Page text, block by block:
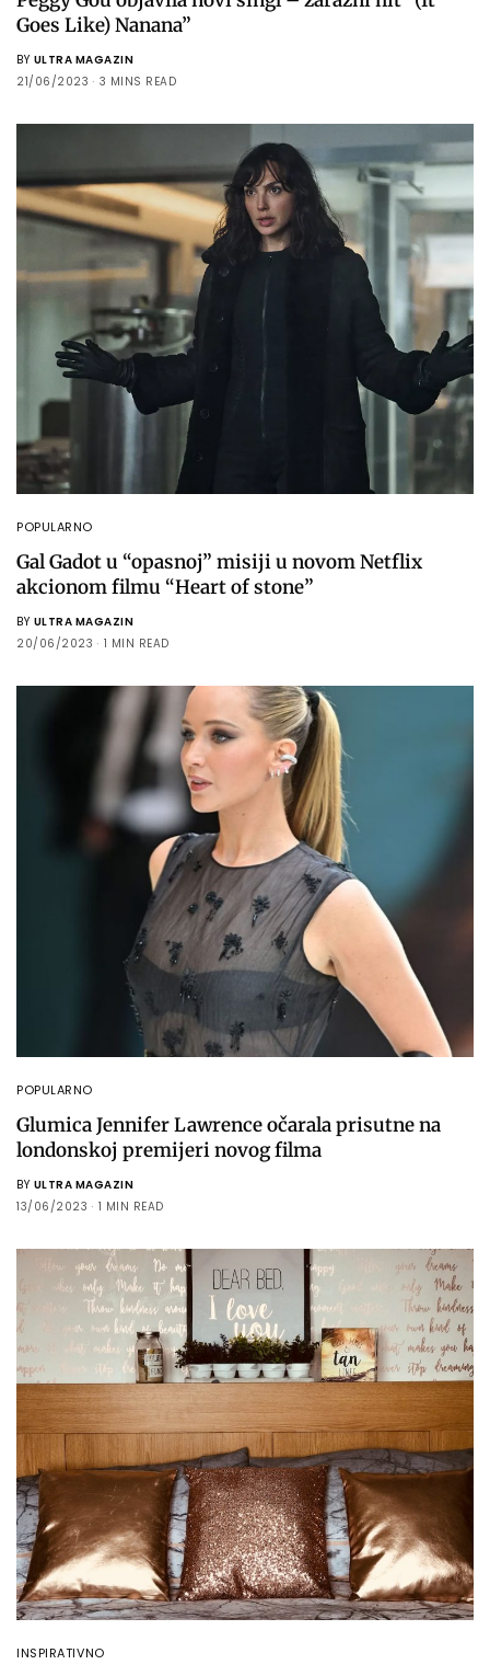
Goes Like) Nanana”
BY ULTRA MAGAZIN
21/06/2023
3 MINS READ
POPULARNO
Gal Gadot u “opasnoj” misiji u novom Netflix
akcionom filmu “Heart of stone”
BY ULTRA MAGAZIN
20/06/2023
1 MIN READ
POPULARNO
Glumica Jennifer Lawrence očarala prisutne na
londonskoj premijeri novog filma
BY ULTRA MAGAZIN
13/06/2023
1 MIN READ
INSPIRATIVNO